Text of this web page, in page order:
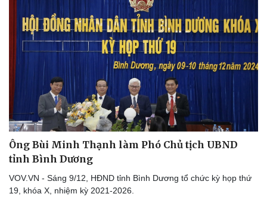
Kinh tế
Bất động sản
Khởi nghiệp
Thị trường
Giá vàng
Tiêu dùng
Tỷ giá
Chứng khoán
Giá cà phê
Ông Bùi Minh Thạnh làm Phó Chủ tịch UBND
tỉnh Bình Dương
VOV.VN - Sáng 9/12, HĐND tỉnh Bình Dương tổ chức kỳ họp thứ
19, khóa X, nhiệm kỳ 2021-2026.